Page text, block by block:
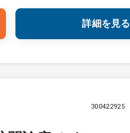
詳細を見る
300422925